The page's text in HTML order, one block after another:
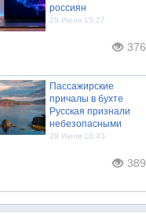
россиян
29 Июля 15:27
376
Пассажирские
причалы в бухте
Русская признали
небезопасными
28 Июля 18:43
389